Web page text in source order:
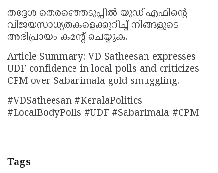
തദ്ദേശ തെരഞ്ഞെടുപ്പിൽ യുഡിഎഫിന്റെ
വിജയസാധ്യതകളെക്കുറിച്ച് നിങ്ങളുടെ
അഭിപ്രായം കമൻ്റ് ചെയ്യുക.
Article Summary: VD Satheesan expresses
UDF confidence in local polls and criticizes
CPM over Sabarimala gold smuggling.
#VDSatheesan #KeralaPolitics
#LocalBodyPolls #UDF #Sabarimala #CPM
Tags